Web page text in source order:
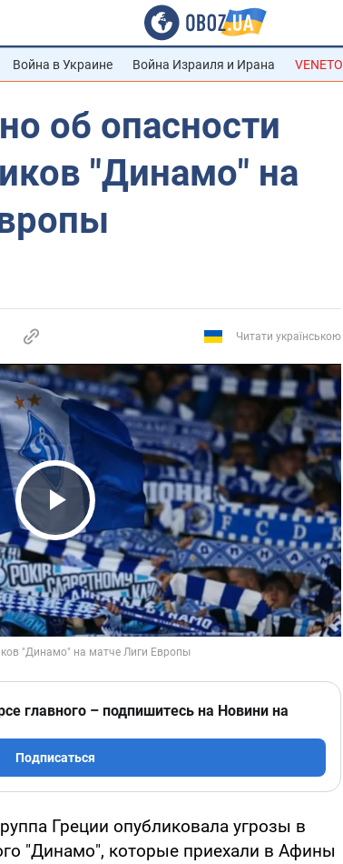
Война в Украине Война Израиля и Ирана VENETO
об опасности
"Динамо" на
Читати українською
Play Video
главного – подпишитесь на Новини на
Подписаться
Греции опубликовала угрозы в
"Динамо", которые приехали в Афины